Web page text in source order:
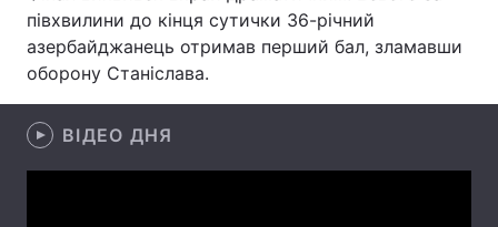
Зброя Інциденти
Здоров'я Туризм
Цікавинки Погода
Екологія
півхвилини до кінця сутички 36-річний
азербайджанець отримав перший бал, зламавши
оборону Станіслава.
ВІДЕО ДНЯ